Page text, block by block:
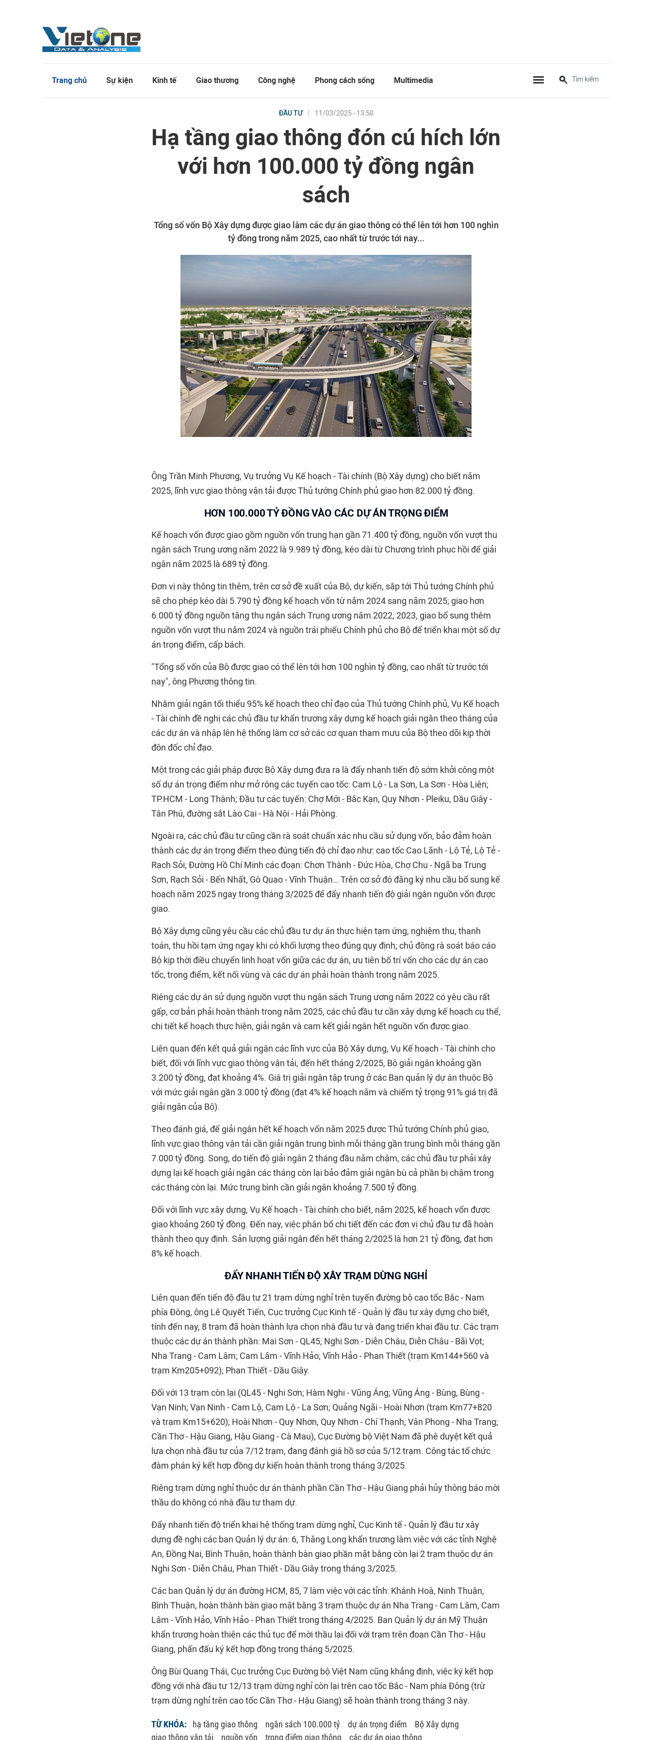
Trang chủ Sự kiện Kinh tế Giao thương Công nghệ Phong cách sống Multimedia
ĐẦU TƯ 11/03/2025 - 13:50
Hạ tầng giao thông đón cú hích lớn
với hơn 100.000 tỷ đồng ngân
sách
Tổng số vốn Bộ Xây dựng được giao làm các dự án giao thông có thể lên tới hơn 100 nghìn
tỷ đồng trong năm 2025, cao nhất từ trước tới nay...
Ông Trần Minh Phương, Vụ trưởng Vụ Kế hoạch - Tài chính (Bộ Xây dựng) cho biết năm
2025, lĩnh vực giao thông vận tải được Thủ tướng Chính phủ giao hơn 82.000 tỷ đồng.
HƠN 100.000 TỶ ĐỒNG VÀO CÁC DỰ ÁN TRỌNG ĐIỂM
Kế hoạch vốn được giao gồm nguồn vốn trung hạn gần 71.400 tỷ đồng, nguồn vốn vượt thu
ngân sách Trung ương năm 2022 là 9.989 tỷ đồng, kéo dài từ Chương trình phục hồi để giải
ngân năm 2025 là 689 tỷ đồng.
Đơn vị này thông tin thêm, trên cơ sở đề xuất của Bộ, dự kiến, sắp tới Thủ tướng Chính phủ
sẽ cho phép kéo dài 5.790 tỷ đồng kế hoạch vốn từ năm 2024 sang năm 2025; giao hơn
6.000 tỷ đồng nguồn tăng thu ngân sách Trung ương năm 2022, 2023, giao bổ sung thêm
nguồn vốn vượt thu năm 2024 và nguồn trái phiếu Chính phủ cho Bộ để triển khai một số dự
án trọng điểm, cấp bách.
"Tổng số vốn của Bộ được giao có thể lên tới hơn 100 nghìn tỷ đồng, cao nhất từ trước tới
nay", ông Phương thông tin.
Nhằm giải ngân tối thiểu 95% kế hoạch theo chỉ đạo của Thủ tướng Chính phủ, Vụ Kế hoạch
- Tài chính đề nghị các chủ đầu tư khẩn trương xây dựng kế hoạch giải ngân theo tháng của
các dự án và nhập lên hệ thống làm cơ sở các cơ quan tham mưu của Bộ theo dõi kịp thời
đôn đốc chỉ đạo.
Một trong các giải pháp được Bộ Xây dựng đưa ra là đẩy nhanh tiến độ sớm khởi công một
số dự án trọng điểm như mở rộng các tuyến cao tốc: Cam Lộ - La Sơn, La Sơn - Hòa Liên;
TP.HCM - Long Thành; Đầu tư các tuyến: Chợ Mới - Bắc Kạn, Quy Nhơn - Pleiku, Dầu Giây -
Tân Phú, đường sắt Lào Cai - Hà Nội - Hải Phòng.
Ngoài ra, các chủ đầu tư cũng cần rà soát chuẩn xác nhu cầu sử dụng vốn, bảo đảm hoàn
thành các dự án trọng điểm theo đúng tiến độ chỉ đạo như: cao tốc Cao Lãnh - Lộ Tẻ, Lộ Tẻ -
Rạch Sỏi; Đường Hồ Chí Minh các đoạn: Chơn Thành - Đức Hòa, Chợ Chu - Ngã ba Trung
Sơn, Rạch Sỏi - Bến Nhất, Gò Quao - Vĩnh Thuận… Trên cơ sở đó đăng ký nhu cầu bổ sung kế
hoạch năm 2025 ngay trong tháng 3/2025 để đẩy nhanh tiến độ giải ngân nguồn vốn được
giao.
Bộ Xây dựng cũng yêu cầu các chủ đầu tư dự án thực hiện tạm ứng, nghiệm thu, thanh
toán, thu hồi tạm ứng ngay khi có khối lượng theo đúng quy định; chủ động rà soát báo cáo
Bộ kịp thời điều chuyển linh hoạt vốn giữa các dự án, ưu tiên bố trí vốn cho các dự án cao
tốc, trọng điểm, kết nối vùng và các dự án phải hoàn thành trong năm 2025.
Riêng các dự án sử dụng nguồn vượt thu ngân sách Trung ương năm 2022 có yêu cầu rất
gấp, cơ bản phải hoàn thành trong năm 2025, các chủ đầu tư cần xây dựng kế hoạch cụ thể,
chi tiết kế hoạch thực hiện, giải ngân và cam kết giải ngân hết nguồn vốn được giao.
Liên quan đến kết quả giải ngân các lĩnh vực của Bộ Xây dựng, Vụ Kế hoạch - Tài chính cho
biết, đối với lĩnh vực giao thông vận tải, đến hết tháng 2/2025, Bộ giải ngân khoảng gần
3.200 tỷ đồng, đạt khoảng 4%. Giá trị giải ngân tập trung ở các Ban quản lý dự án thuộc Bộ
với mức giải ngân gần 3.000 tỷ đồng (đạt 4% kế hoạch năm và chiếm tỷ trọng 91% giá trị đã
giải ngân của Bộ).
Theo đánh giá, để giải ngân hết kế hoạch vốn năm 2025 được Thủ tướng Chính phủ giao,
lĩnh vực giao thông vận tải cần giải ngân trung bình mỗi tháng gần trung bình mỗi tháng gần
7.000 tỷ đồng. Song, do tiến độ giải ngân 2 tháng đầu năm chậm, các chủ đầu tư phải xây
dựng lại kế hoạch giải ngân các tháng còn lại bảo đảm giải ngân bù cả phần bị chậm trong
các tháng còn lại. Mức trung bình cần giải ngân khoảng 7.500 tỷ đồng.
Đối với lĩnh vực xây dựng, Vụ Kế hoạch - Tài chính cho biết, năm 2025, kế hoạch vốn được
giao khoảng 260 tỷ đồng. Đến nay, việc phân bổ chi tiết đến các đơn vị chủ đầu tư đã hoàn
thành theo quy định. Sản lượng giải ngân đến hết tháng 2/2025 là hơn 21 tỷ đồng, đạt hơn
8% kế hoạch.
ĐẨY NHANH TIẾN ĐỘ XÂY TRẠM DỪNG NGHỈ
Liên quan đến tiến độ đầu tư 21 trạm dừng nghỉ trên tuyến đường bộ cao tốc Bắc - Nam
phía Đông, ông Lê Quyết Tiến, Cục trưởng Cục Kinh tế - Quản lý đầu tư xây dựng cho biết,
tính đến nay, 8 trạm đã hoàn thành lựa chọn nhà đầu tư và đang triển khai đầu tư. Các trạm
thuộc các dự án thành phần: Mai Sơn - QL45; Nghi Sơn - Diễn Châu, Diễn Châu - Bãi Vọt;
Nha Trang - Cam Lâm; Cam Lâm - Vĩnh Hảo; Vĩnh Hảo - Phan Thiết (trạm Km144+560 và
trạm Km205+092); Phan Thiết - Dầu Giây.
Đối với 13 trạm còn lại (QL45 - Nghi Sơn; Hàm Nghi - Vũng Áng; Vũng Áng - Bùng, Bùng -
Vạn Ninh; Vạn Ninh - Cam Lộ, Cam Lộ - La Sơn; Quảng Ngãi - Hoài Nhơn (trạm Km77+820
và trạm Km15+620); Hoài Nhơn - Quy Nhơn, Quy Nhơn - Chí Thạnh; Vân Phong - Nha Trang;
Cần Thơ - Hậu Giang, Hậu Giang - Cà Mau), Cục Đường bộ Việt Nam đã phê duyệt kết quả
lựa chọn nhà đầu tư của 7/12 trạm, đang đánh giá hồ sơ của 5/12 trạm. Công tác tổ chức
đàm phán ký kết hợp đồng dự kiến hoàn thành trong tháng 3/2025.
Riêng trạm dừng nghỉ thuộc dự án thành phần Cần Thơ - Hậu Giang phải hủy thông báo mời
thầu do không có nhà đầu tư tham dự.
Đẩy nhanh tiến độ triển khai hệ thống trạm dừng nghỉ, Cục Kinh tế - Quản lý đầu tư xây
dựng đề nghị các ban Quản lý dự án: 6, Thăng Long khẩn trương làm việc với các tỉnh Nghệ
An, Đồng Nai, Bình Thuận, hoàn thành bàn giao phần mặt bằng còn lại 2 trạm thuộc dự án
Nghi Sơn - Diễn Châu, Phan Thiết - Dầu Giây trong tháng 3/2025.
Các ban Quản lý dự án đường HCM, 85, 7 làm việc với các tỉnh: Khánh Hoà, Ninh Thuận,
Bình Thuận, hoàn thành bàn giao mặt bằng 3 trạm thuộc dự án Nha Trang - Cam Lâm, Cam
Lâm - Vĩnh Hảo, Vĩnh Hảo - Phan Thiết trong tháng 4/2025. Ban Quản lý dự án Mỹ Thuận
khẩn trương hoàn thiện các thủ tục để mời thầu lại đối với trạm trên đoạn Cần Thơ - Hậu
Giang, phấn đấu ký kết hợp đồng trong tháng 5/2025.
Ông Bùi Quang Thái, Cục trưởng Cục Đường bộ Việt Nam cũng khẳng định, việc ký kết hợp
đồng với nhà đầu tư 12/13 trạm dừng nghỉ còn lại trên cao tốc Bắc - Nam phía Đông (trừ
trạm dừng nghỉ trên cao tốc Cần Thơ - Hậu Giang) sẽ hoàn thành trong tháng 3 này.
TỪ KHÓA: hạ tầng giao thông ngân sách 100.000 tỷ dự án trọng điểm
Bộ Xây dựng
giao thông vận tải
nguồn vốn trọng điểm giao thông các dự án giao thông